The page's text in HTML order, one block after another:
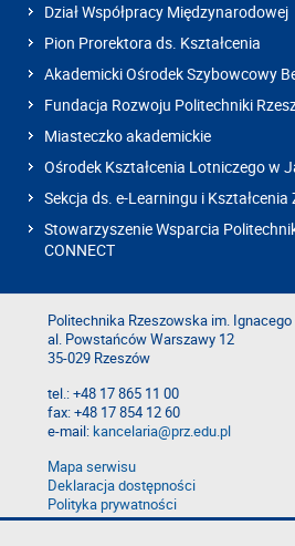
Dział Współpracy Międzynarodowej
Pion Prorektora ds. Kształcenia
Akademicki Ośrodek Szybowcowy
Fundacja Rozwoju Politechniki
Miasteczko akademickie
Ośrodek Kształcenia Lotniczego w
Sekcja ds. e-Learningu i Kształcenia
Stowarzyszenie Wsparcia
CONNECT
Politechnika Rzeszowska im.
al. Powstańców Warszawy 12
35-029 Rzeszów
tel.: +48 17 865 11 00
fax: +48 17 854 12 60
e-mail:kancelaria@prz.edu.pl
Mapa serwisu
Deklaracja dostępności
Polityka prywatności
Zgłoś błąd na stronie